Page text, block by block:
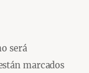
será
marcados